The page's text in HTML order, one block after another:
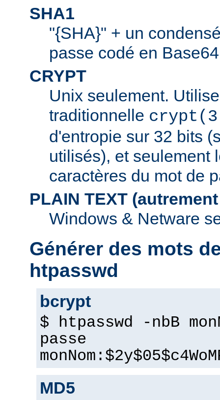
SHA1
"{SHA}" + un
passe codé en
CRYPT
Unix seulement.
traditionnelle
d'entropie sur 32 bits
utilisés), et seulement
caractères du mot de
PLAIN TEXT
Windows & Netware
Générer des mots
htpasswd
bcrypt
$ htpasswd -nbB
passe
MD5